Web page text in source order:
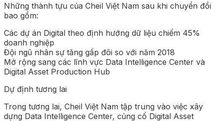
Những thành tựu của Cheil Việt Nam sau khi chuyển đổi
bao gồm:
Các dự án Digital theo định hướng dữ liệu chiếm 45%
doanh nghiệp
Đội ngũ nhân sự tăng gấp đôi so với năm 2018
Mở rộng sang các lĩnh vực Data Intelligence Center và
Digital Asset Production Hub
Dự định tương lai
Trong tương lai, Cheil Việt Nam tập trung vào việc xây
dựng Data Intelligence Center, củng cố Digital Asset